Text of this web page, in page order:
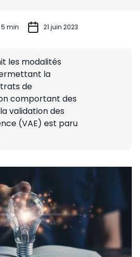
5 min 21 juin 2023
les modalités
la
de
comportant des
validation des
(VAE) est paru